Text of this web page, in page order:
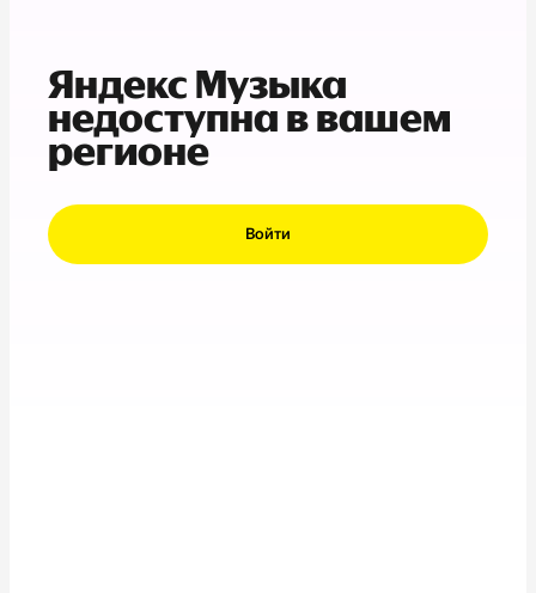
Яндекс Музыка
недоступна в вашем
регионе
Войти